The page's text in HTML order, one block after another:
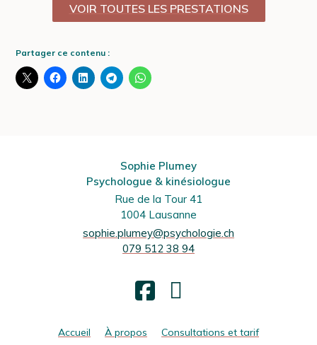
VOIR TOUTES LES PRESTATIONS
Partager ce contenu :
Sophie Plumey
Psychologue & kinésiologue
Rue de la Tour 41
1004 Lausanne
sophie.plumey@psychologie.ch
079 512 38 94
Facebook
Accueil À propos Consultations et tarif